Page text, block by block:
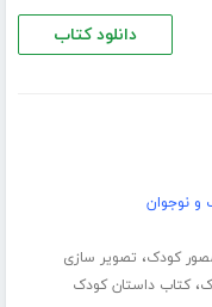
دانلود کتاب
نوجوان
کودک، تصویر سازی
،کتاب داستان کودک